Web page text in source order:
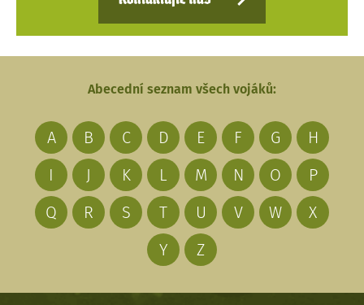
Abecední seznam všech vojáků:
A B C D E F G
H
I
J K L M N O
P
Q
R S T U V W
X
Y
Z